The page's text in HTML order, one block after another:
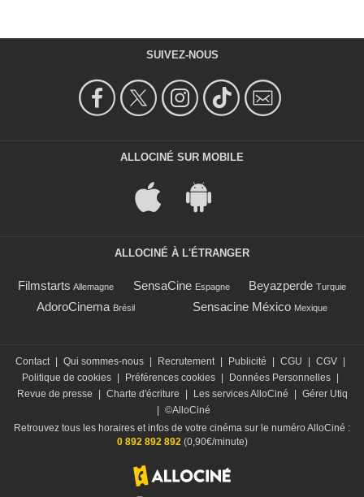
SUIVEZ-NOUS
ALLOCINÉ SUR MOBILE
ALLOCINÉ À L'ÉTRANGER
Filmstarts Allemagne SensaCine Espagne Beyazperde Turquie
AdoroCinema Brésil Sensacine México Mexique
Contact Qui sommes-nous Recrutement Publicité CGU CGV
Politique de cookies
Préférences cookies Données Personnelles
Revue de presse
Charte d'écriture Les services AlloCiné
Gérer Utiq
©AlloCiné
Retrouvez tous les horaires et infos de votre cinéma sur le numéro AlloCiné :
0 892 892 892(0,90€/minute)